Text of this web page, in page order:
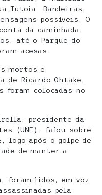
Tutoia. Bandeiras,
possíveis. O
da caminhada,
até o Parque do
acesas.
mortos e
de Ricardo Ohtake,
foram colocadas no
presidente da
(UNE), falou sobre
logo após o golpe de
de manter a
foram lidos, em voz
pela